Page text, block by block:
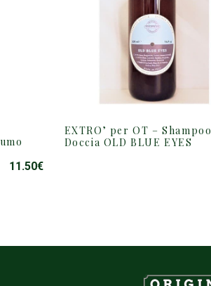
11.50€
EXTRO’ per OT – Shampoo
Doccia OLD BLUE EYES